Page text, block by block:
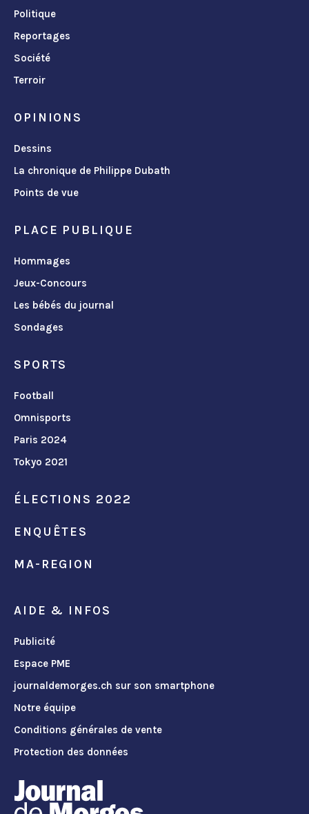
Politique
Reportages
Société
Terroir
OPINIONS
Dessins
La chronique de Philippe Dubath
Points de vue
PLACE PUBLIQUE
Hommages
Jeux-Concours
Les bébés du journal
Sondages
SPORTS
Football
Omnisports
Paris 2024
Tokyo 2021
ÉLECTIONS 2022
ENQUÊTES
MA-REGION
AIDE & INFOS
Publicité
Espace PME
journaldemorges.ch sur son smartphone
Notre équipe
Conditions générales de vente
Protection des données